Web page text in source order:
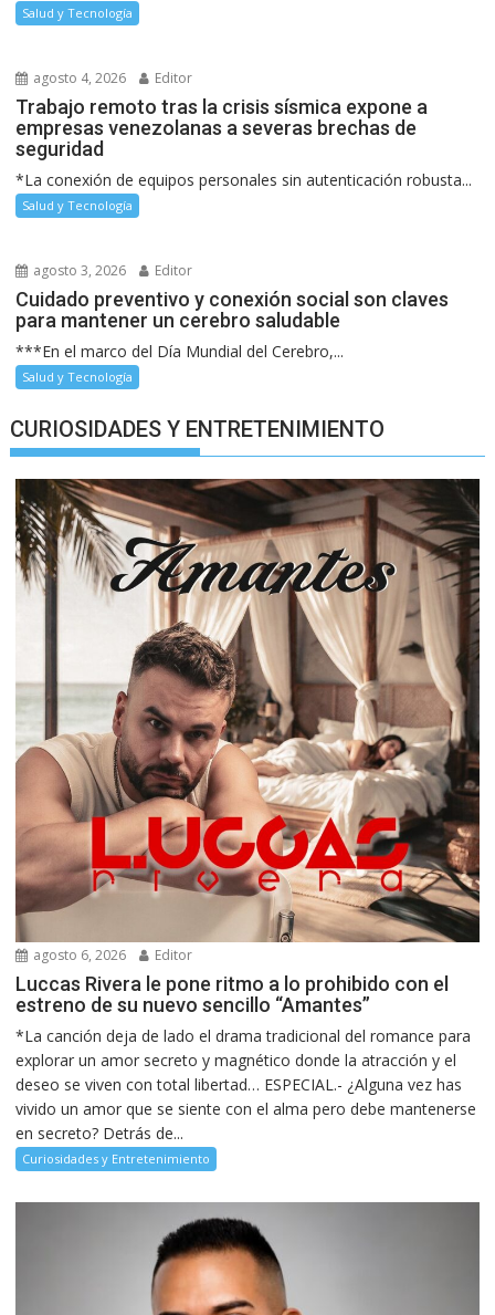
Salud y Tecnología
agosto 4, 2026 Editor
Trabajo remoto tras la crisis sísmica expone a
empresas venezolanas a severas brechas de
seguridad
*La conexión de equipos personales sin autenticación robusta...
Salud y Tecnología
agosto 3, 2026 Editor
Cuidado preventivo y conexión social son claves
para mantener un cerebro saludable
***En el marco del Día Mundial del Cerebro,...
Salud y Tecnología
CURIOSIDADES Y ENTRETENIMIENTO
agosto 6, 2026 Editor
Luccas Rivera le pone ritmo a lo prohibido con el
estreno de su nuevo sencillo “Amantes”
*La canción deja de lado el drama tradicional del romance para
explorar un amor secreto y magnético donde la atracción y el
deseo se viven con total libertad… ESPECIAL.- ¿Alguna vez has
vivido un amor que se siente con el alma pero debe mantenerse
en secreto? Detrás de...
Curiosidades y Entretenimiento